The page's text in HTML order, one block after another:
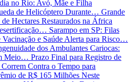
no Rio: Avó, Mãe e Filha
de Helicóptero Durante… Grande
Hectares Restaurados na África
Sarampo em SP: Filas
Vacinação e Saúde Alerta para Risco…
dos Ambulantes Cariocas:
Meio… Prazo Final para Registro de
Contra o Tempo para
de R$ 165 Milhões Neste